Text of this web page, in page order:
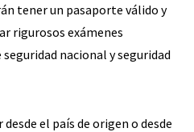
tener un pasaporte válido y
rigurosos exámenes
nacional y seguridad
el país de origen o desde